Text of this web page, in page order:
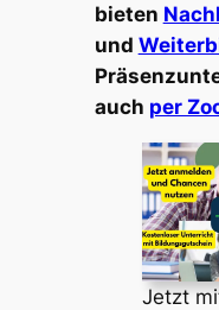
bieten
und
auch per
Jetzt